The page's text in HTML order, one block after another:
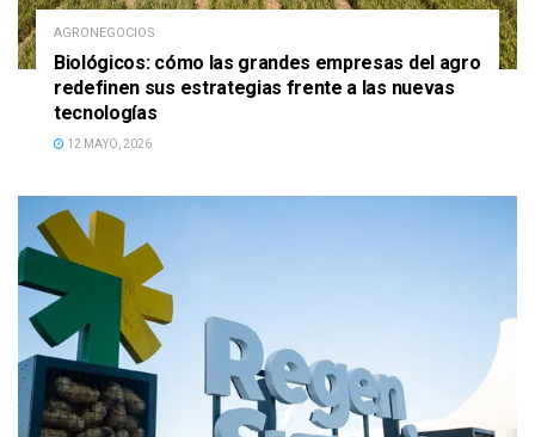
AGRONEGOCIOS
Biológicos: cómo las grandes empresas del agro
redefinen sus estrategias frente a las nuevas
tecnologías
12 MAYO, 2026